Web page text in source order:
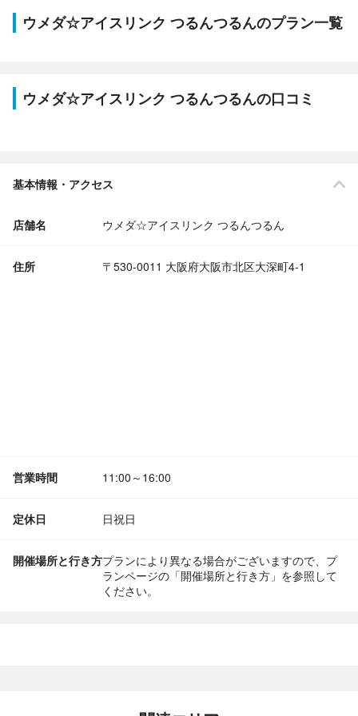
ウメダ☆アイスリンク つるんつるんのプラン一覧
ウメダ☆アイスリンク つるんつるんの口コミ
基本情報・アクセス
店舗名 ウメダ☆アイスリンク つるんつるん
住所 〒530-0011 大阪府大阪市北区大深町4-1
営業時間 11:00～16:00
定休日 日祝日
開催場所と行き方プランにより異なる場合がございますので、プ
ランページの「開催場所と行き方」を参照して
ください。